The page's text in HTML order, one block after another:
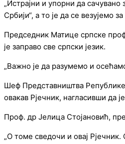
„Истрајни и упорни да
Србији“, а то је да се везујемо
Председник Матице српске
је заправо све српски језик.
„Важно је да разумемо и
Шеф Представништва Републике
овакав Рјечник, нагласивши да
Проф. др Јелица Стојановић,
„О томе сведочи и овај